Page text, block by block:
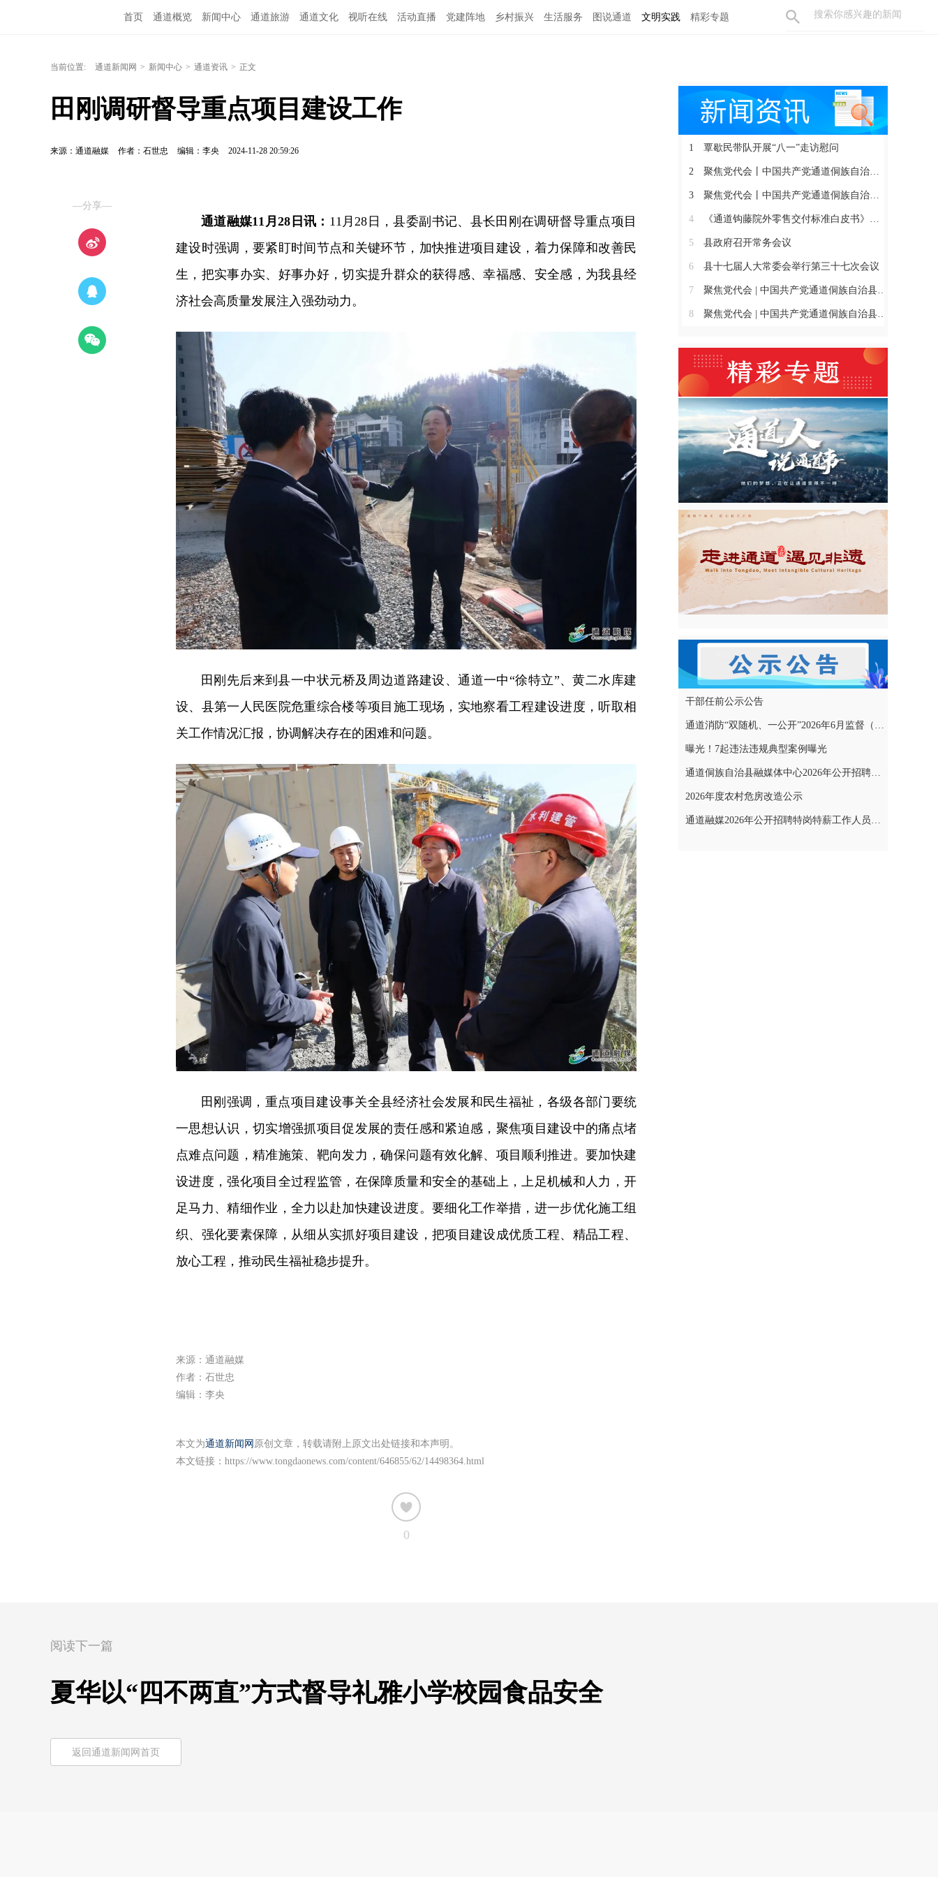
首页 通道概览 新闻中心 通道旅游 通道文化 视听在线 活动直播 党建阵地 乡村振兴 生活服务 图说通道 文明实践 精彩专题
当前位置: 通道新闻网 > 新闻中心 > 通道资讯 > 正文
田刚调研督导重点项目建设工作
来源：通道融媒 作者：石世忠 编辑：李央 2024-11-28 20:59:26
—分享—
通道融媒11月28日讯： 11月28日，县委副书记、县长田刚在调研督导重点项目
建设时强调，要紧盯时间节点和关键环节，加快推进项目建设，着力保障和改善民
生，把实事办实、好事办好，切实提升群众的获得感、幸福感、安全感，为我县经
济社会高质量发展注入强劲动力。
田刚先后来到县一中状元桥及周边道路建设、通道一中“徐特立”、黄二水库建
设、县第一人民医院危重综合楼等项目施工现场，实地察看工程建设进度，听取相
关工作情况汇报，协调解决存在的困难和问题。
田刚强调，重点项目建设事关全县经济社会发展和民生福祉，各级各部门要统
一思想认识，切实增强抓项目促发展的责任感和紧迫感，聚焦项目建设中的痛点堵
点难点问题，精准施策、靶向发力，确保问题有效化解、项目顺利推进。要加快建
设进度，强化项目全过程监管，在保障质量和安全的基础上，上足机械和人力，开
足马力、精细作业，全力以赴加快建设进度。要细化工作举措，进一步优化施工组
织、强化要素保障，从细从实抓好项目建设，把项目建设成优质工程、精品工程、
放心工程，推动民生福祉稳步提升。
来源：通道融媒
作者：石世忠
编辑：李央
本文为通道新闻网 原创文章，转载请附上原文出处链接和本声明。
本文链接： https://www.tongdaonews.com/content/646855/62/14498364.html
0
1 覃歇民带队开展“八一”走访慰问
2 聚焦党代会丨中国共产党通道侗族自治县第十四届委员会召开第一次全体会议
3 聚焦党代会丨中国共产党通道侗族自治县第十四次代表大会胜利闭幕
4 《通道钩藤院外零售交付标准白皮书》正式发布
5 县政府召开常务会议
6 县十七届人大常委会举行第三十七次会议
7 聚焦党代会 | 中国共产党通道侗族自治县第十四次代表大会开幕
8 聚焦党代会 | 中国共产党通道侗族自治县第十四次代表大会主席团举行第三、四、五、六次会议
干部任前公示公告
通道消防“双随机、一公开”2026年6月监督（专项）抽查结果和2026年7月监督（专项）抽查计划公示
曝光！7起违法违规典型案例曝光
通道侗族自治县融媒体中心2026年公开招聘特岗特薪工作人员拟聘用人员名单公示
2026年度农村危房改造公示
通道融媒2026年公开招聘特岗特薪工作人员考试成绩公示
阅读下一篇
夏华以“四不两直”方式督导礼雅小学校园食品安全
返回通道新闻网首页